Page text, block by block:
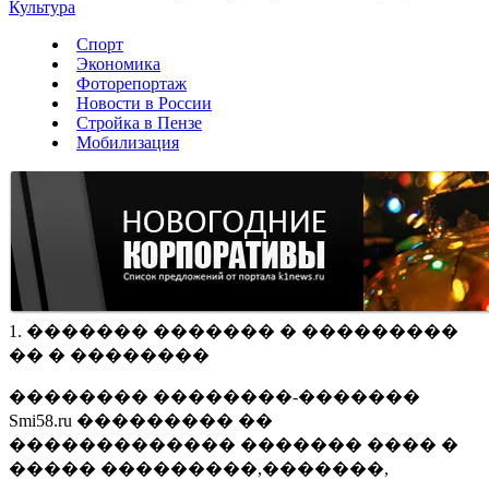
Культура
Спорт
Экономика
Фоторепортаж
Новости в России
Стройка в Пензе
Мобилизация
1. ������� ������� � ���������
�� � ��������
�������� ��������-�������
Smi58.ru ��������� ��
������������� ������� ���� �
����� ���������,�������,